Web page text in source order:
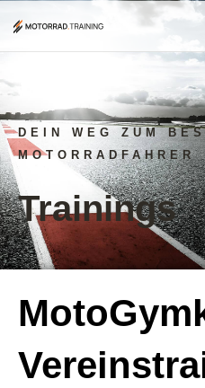
DEIN WEG ZUM
MOTORRADFAHRER
Trainings